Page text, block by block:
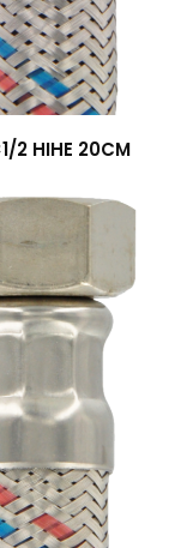
2 HIHE 20CM